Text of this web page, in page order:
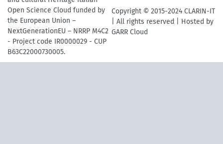
Open Science Cloud funded by
the European Union –
NextGenerationEU – NRRP M4C2
- Project code IR0000029 - CUP
B63C22000730005.
Copyright © 2015-2024 CLARIN-IT
| All rights reserved | Hosted by
GARR Cloud